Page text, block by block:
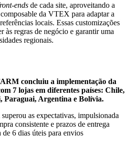
ends de cada site, aproveitando a
da VTEX para adaptar a
locais. Essas customizações
às regras de negócio e garantir uma
regionais.
concluiu a implementação da
7 lojas em diferentes países: Chile,
Paraguai, Argentina e Bolívia.
as expectativas, impulsionada
consistente e prazos de entrega
6 dias úteis para envios